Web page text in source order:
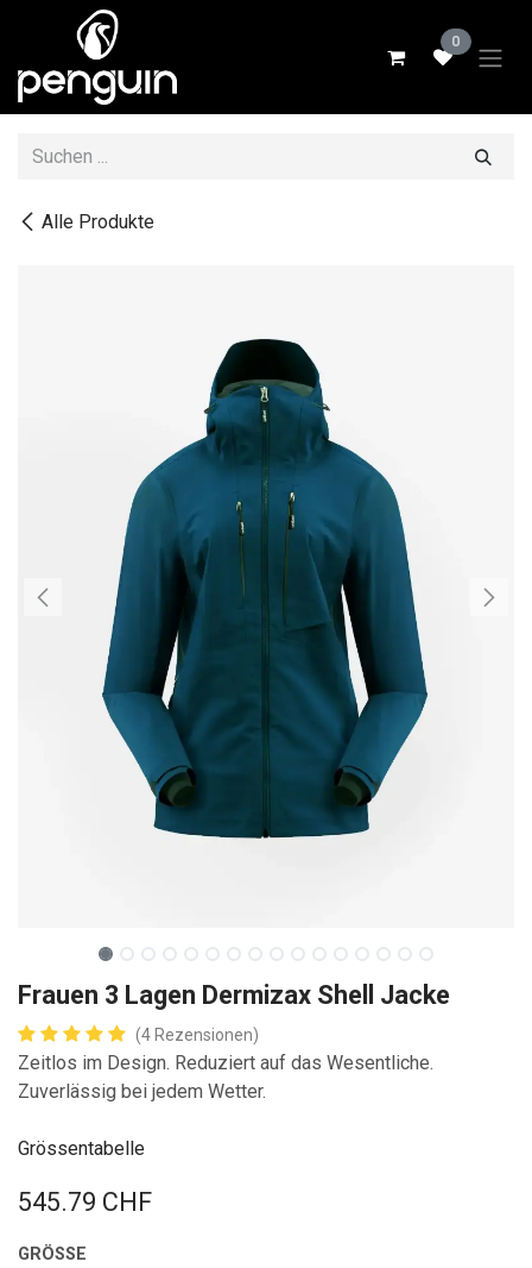
Zum Inhalt springen
0
Alle Produkte
Frauen 3 Lagen Dermizax Shell Jacke
(4 Rezensionen)
Zeitlos im Design. Reduziert auf das Wesentliche.
Zuverlässig bei jedem Wetter.
Grössentabelle
545.79 CHF
GRÖSSE